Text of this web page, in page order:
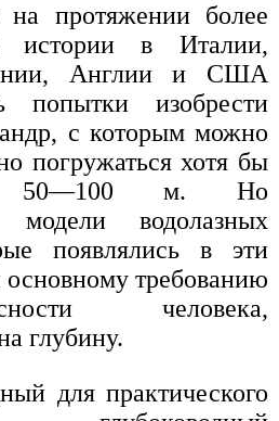
протяжении более
истории в Италии,
Англии и США
попытки изобрести
с которым можно
погружаться хотя бы
50—100 м. Но
модели водолазных
появлялись в эти
основному требованию
человека,
глубину.
для практического